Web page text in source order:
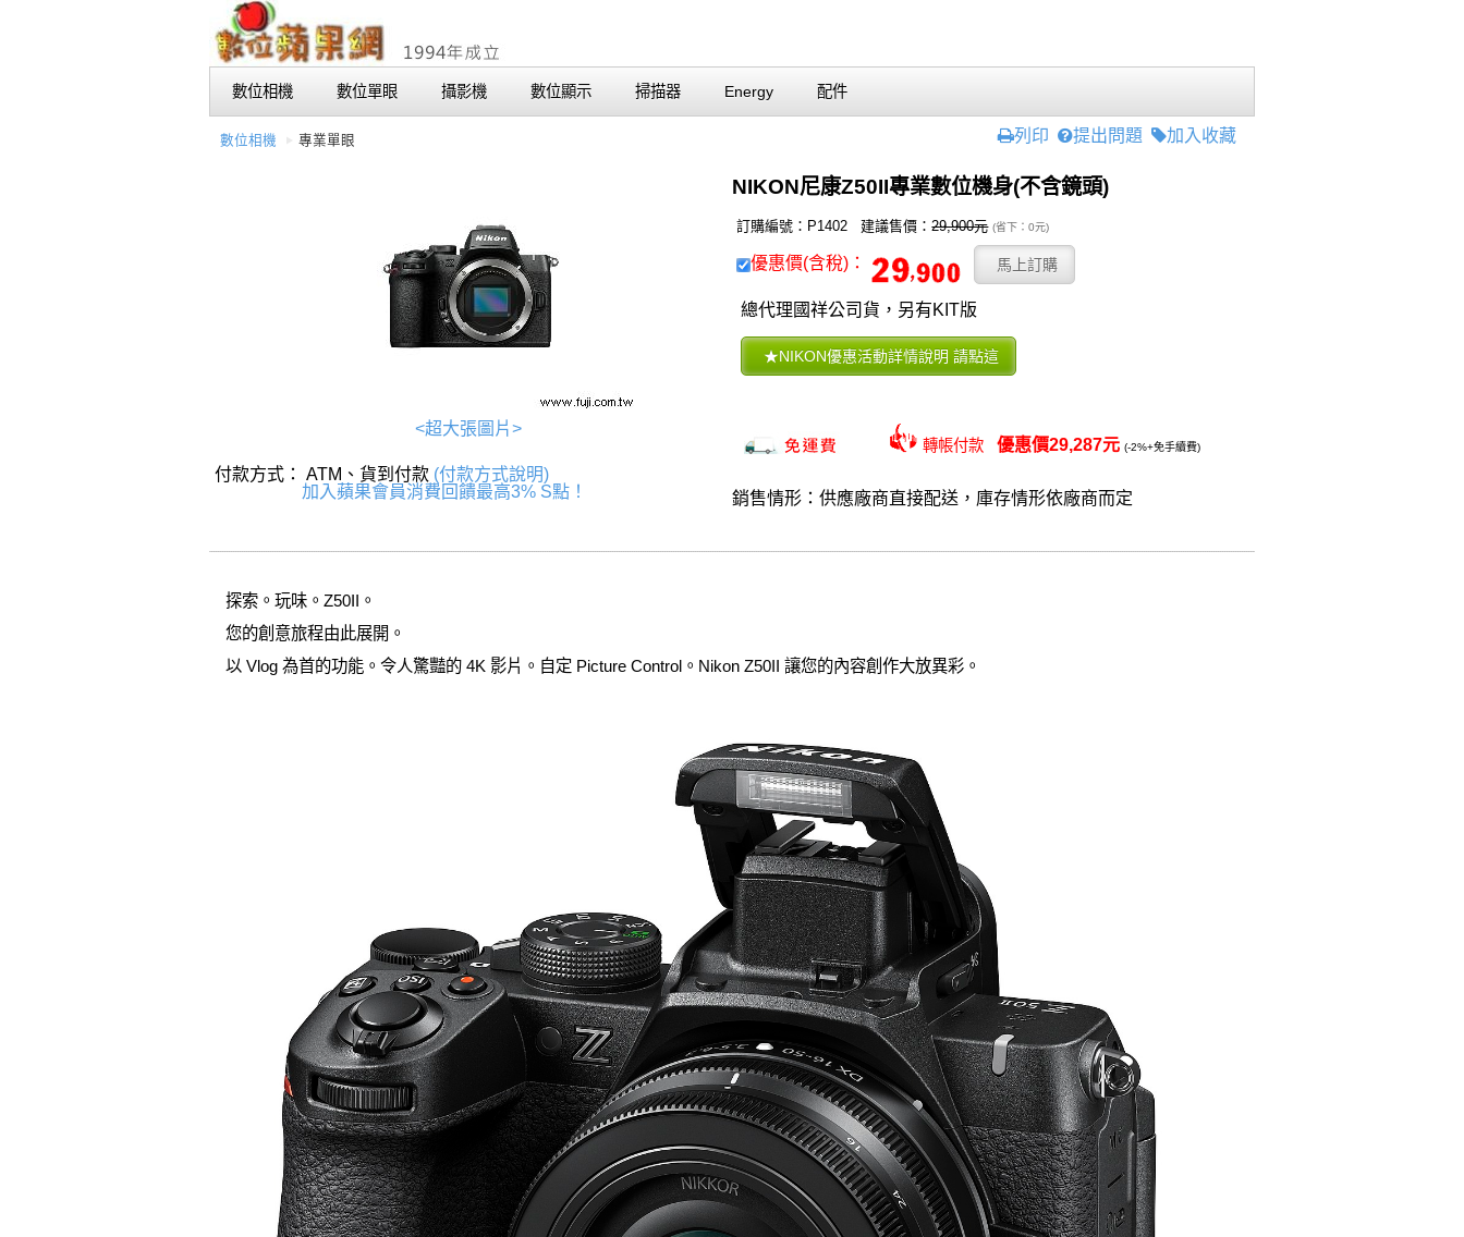
數位相機 數位單眼 攝影機 數位顯示 掃描器 Energy 配件
數位相機 專業單眼
<超大張圖片>
付款方式： ATM、貨到付款 (付款方式說明)
加入蘋果會員消費回饋最高3% S點！
列印 提出問題 加入收藏
NIKON尼康Z50II專業數位機身(不含鏡頭)
訂購編號：P1402 建議售價：29,900元 (省下：0元)
優惠價(含稅)：
總代理國祥公司貨，另有KIT版
轉帳付款 優惠價29,287元 (-2%+免手續費)
銷售情形：供應廠商直接配送，庫存情形依廠商而定
探索。玩味。Z50II。
您的創意旅程由此展開。
以 Vlog 為首的功能。令人驚豔的 4K 影片。自定 Picture Control。Nikon Z50II 讓您的內容創作大放異彩。